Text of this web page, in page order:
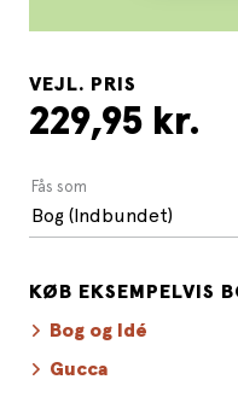
VEJL. PRIS
229,95 kr.
Fås som
Bog (Indbundet)
KØB EKSEMPELVIS
Bog og Idé
Gucca